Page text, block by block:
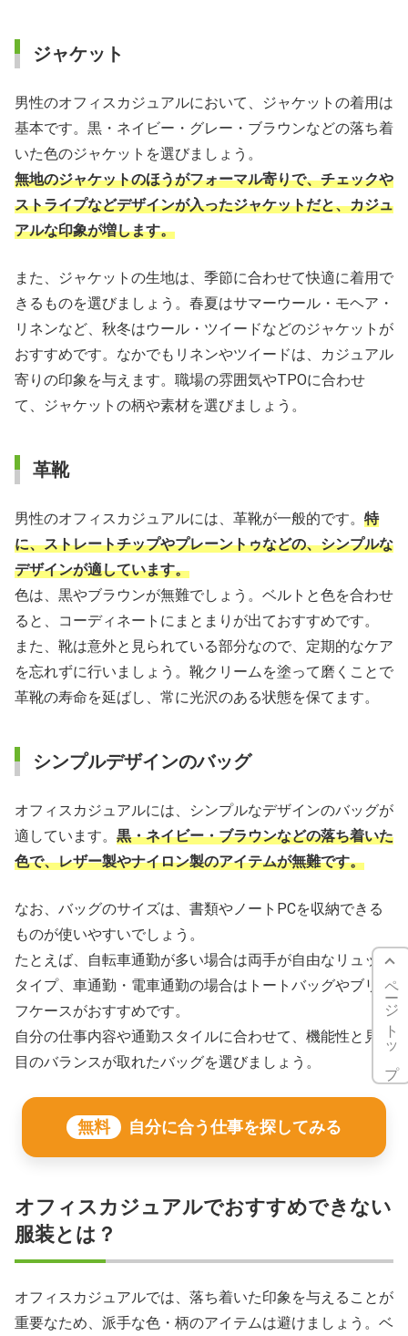
ジャケット
男性のオフィスカジュアルにおいて、ジャケットの着用は
基本です。黒・ネイビー・グレー・ブラウンなどの落ち着
いた色のジャケットを選びましょう。
無地のジャケットのほうがフォーマル寄りで、チェックや
ストライプなどデザインが入ったジャケットだと、カジュ
アルな印象が増します。
また、ジャケットの生地は、季節に合わせて快適に着用で
きるものを選びましょう。春夏はサマーウール・モヘア・
リネンなど、秋冬はウール・ツイードなどのジャケットが
おすすめです。なかでもリネンやツイードは、カジュアル
寄りの印象を与えます。職場の雰囲気やTPOに合わせ
て、ジャケットの柄や素材を選びましょう。
革靴
男性のオフィスカジュアルには、革靴が一般的です。 特
に、ストレートチップやプレーントゥなどの、シンプルな
デザインが適しています。
色は、黒やブラウンが無難でしょう。ベルトと色を合わせ
ると、コーディネートにまとまりが出ておすすめです。
また、靴は意外と見られている部分なので、定期的なケア
を忘れずに行いましょう。靴クリームを塗って磨くことで
革靴の寿命を延ばし、常に光沢のある状態を保てます。
シンプルデザインのバッグ
オフィスカジュアルには、シンプルなデザインのバッグが
適しています。 黒・ネイビー・ブラウンなどの落ち着いた
色で、レザー製やナイロン製のアイテムが無難です。
なお、バッグのサイズは、書類やノートPCを収納できる
ものが使いやすいでしょう。
たとえば、自転車通勤が多い場合は両手が自由なリュック
タイプ、車通勤・電車通勤の場合はトートバッグやブリー
フケースがおすすめです。
自分の仕事内容や通勤スタイルに合わせて、機能性と見た
目のバランスが取れたバッグを選びましょう。
無料 自分に合う仕事を探してみる
オフィスカジュアルでおすすめできない
服装とは？
オフィスカジュアルでは、落ち着いた印象を与えることが
重要なため、派手な色・柄のアイテムは避けましょう。ベ
ページトップ